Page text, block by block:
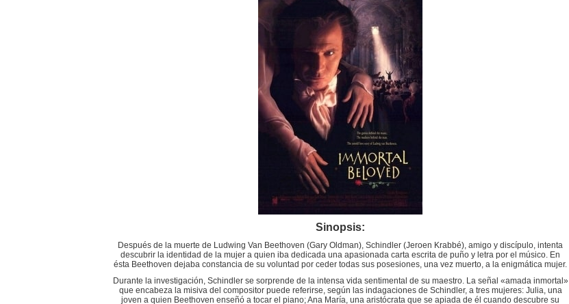
Sinopsis:
Después de la muerte de Ludwing Van Beethoven (Gary Oldman), Schindler (Jeroen Krabbé), amigo y discípulo, intenta
descubrir la identidad de la mujer a quien iba dedicada una apasionada carta escrita de puño y letra por el músico. En
ésta Beethoven dejaba constancia de su voluntad por ceder todas sus posesiones, una vez muerto, a la enigmática mujer.
Durante la investigación, Schindler se sorprende de la intensa vida sentimental de su maestro. La señal «amada inmortal»
que encabeza la misiva del compositor puede referirse, según las indagaciones de Schindler, a tres mujeres: Julia, una
joven a quien Beethoven enseñó a tocar el piano; Ana María, una aristócrata que se apiada de él cuando descubre su